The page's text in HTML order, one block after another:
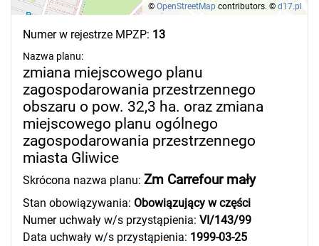
© OpenStreetMap contributors. © d17.pl
Numer w rejestrze MPZP: 13
Nazwa planu:
zmiana miejscowego planu
zagospodarowania przestrzennego
obszaru o pow. 32,3 ha. oraz zmiana
miejscowego planu ogólnego
zagospodarowania przestrzennego
miasta Gliwice
Skrócona nazwa planu: Zm Carrefour mały
Stan obowiązywania: Obowiązujący w części
Numer uchwały w/s przystąpienia: VI/143/99
Data uchwały w/s przystąpienia: 1999-03-25